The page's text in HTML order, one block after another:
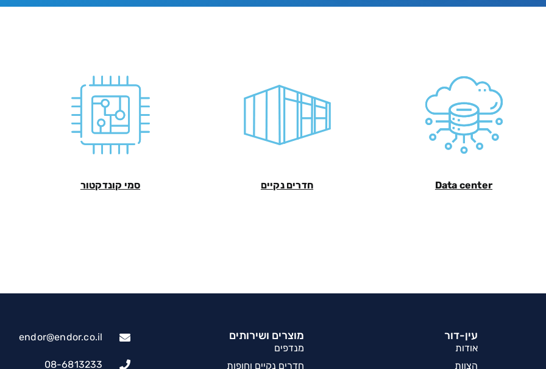
Data center חדרים נקיים סמי קונדקטור
מוצרים ושירותים
מנדפים
חדרים נקיים וחופות
עין-דור
אודות
הצוות
endor@endor.co.il
08-6813233